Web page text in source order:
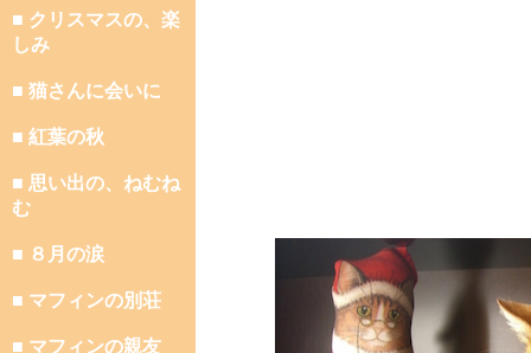
■ クリスマスの、楽
しみ
■ 猫さんに会いに
■ 紅葉の秋
■ 思い出の、ねむね
む
■ ８月の涙
■ マフィンの別荘
■ マフィンの親友